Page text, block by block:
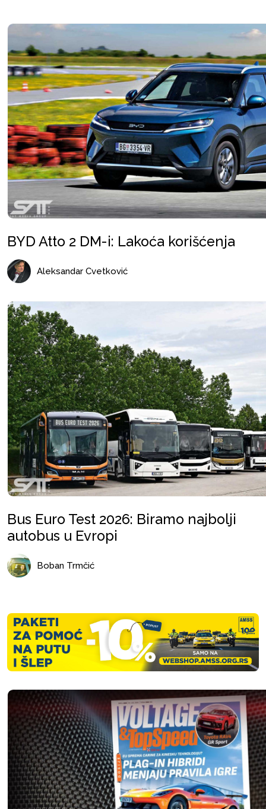
BYD Atto 2 DM-i: Lakoća korišćenja
Aleksandar Cvetković
Bus Euro Test 2026: Biramo najbolji
autobus u Evropi
Boban Trmčić